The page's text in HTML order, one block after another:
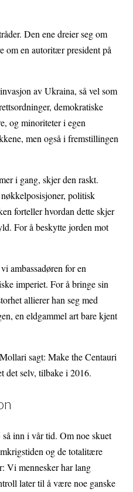
Den ene dreier seg om
om en autoritær president på
av Ukraina, så vel som
demokratiske
og minoriteter i egen
men også i fremstillingen
i gang, skjer den raskt.
politisk
forteller hvordan dette skjer
For å beskytte jorden mot
ambassadøren for en
imperiet. For å bringe sin
allierer han seg med
en eldgammel art bare kjent
sagt: Make the Centauri
det selv, tilbake i 2016.
inn i vår tid. Om noe skuet
og de totalitære
Vi mennesker har lang
later til å være noe ganske